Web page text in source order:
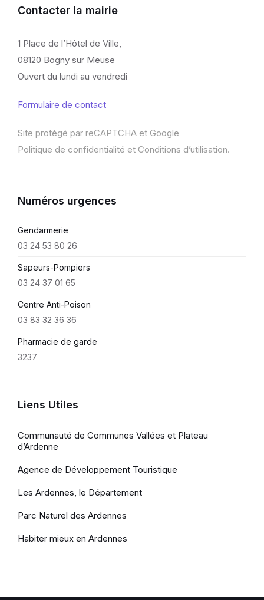
Contacter la mairie
1 Place de l’Hôtel de Ville,
08120 Bogny sur Meuse
Ouvert du lundi au vendredi
Formulaire de contact
Site protégé par reCAPTCHA et Google
Politique de confidentialité et Conditions d’utilisation.
Numéros urgences
Gendarmerie
03 24 53 80 26
Sapeurs-Pompiers
03 24 37 01 65
Centre Anti-Poison
03 83 32 36 36
Pharmacie de garde
3237
Liens Utiles
Communauté de Communes Vallées et Plateau
d’Ardenne
Agence de Développement Touristique
Les Ardennes, le Département
Parc Naturel des Ardennes
Habiter mieux en Ardennes